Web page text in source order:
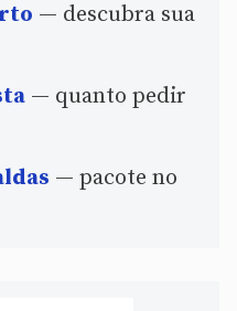
— descubra sua
— quanto pedir
— pacote no